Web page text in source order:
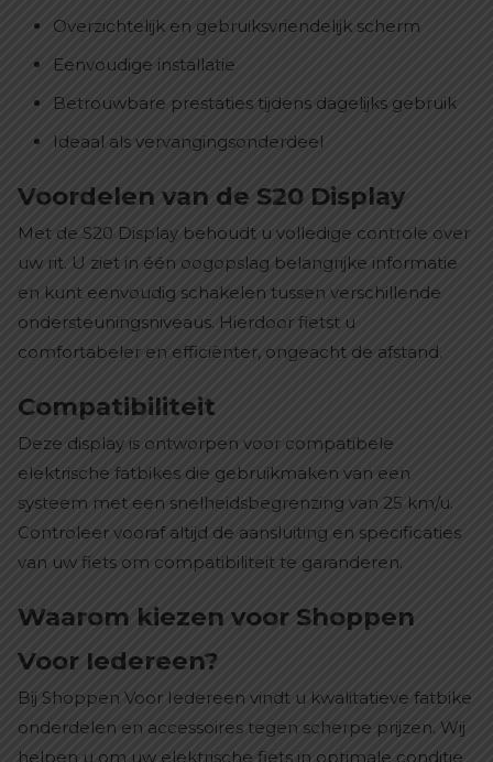
Overzichtelijk en gebruiksvriendelijk scherm
Eenvoudige installatie
Betrouwbare prestaties tijdens dagelijks gebruik
Ideaal als vervangingsonderdeel
Voordelen van de S20 Display
Met de S20 Display behoudt u volledige controle over
uw rit. U ziet in één oogopslag belangrijke informatie
en kunt eenvoudig schakelen tussen verschillende
ondersteuningsniveaus. Hierdoor fietst u
comfortabeler en efficiënter, ongeacht de afstand.
Compatibiliteit
Deze display is ontworpen voor compatibele
elektrische fatbikes die gebruikmaken van een
systeem met een snelheidsbegrenzing van 25 km/u.
Controleer vooraf altijd de aansluiting en specificaties
van uw fiets om compatibiliteit te garanderen.
Waarom kiezen voor Shoppen
Voor Iedereen?
Bij Shoppen Voor Iedereen vindt u kwalitatieve fatbike
onderdelen en accessoires tegen scherpe prijzen. Wij
helpen u om uw elektrische fiets in optimale conditie